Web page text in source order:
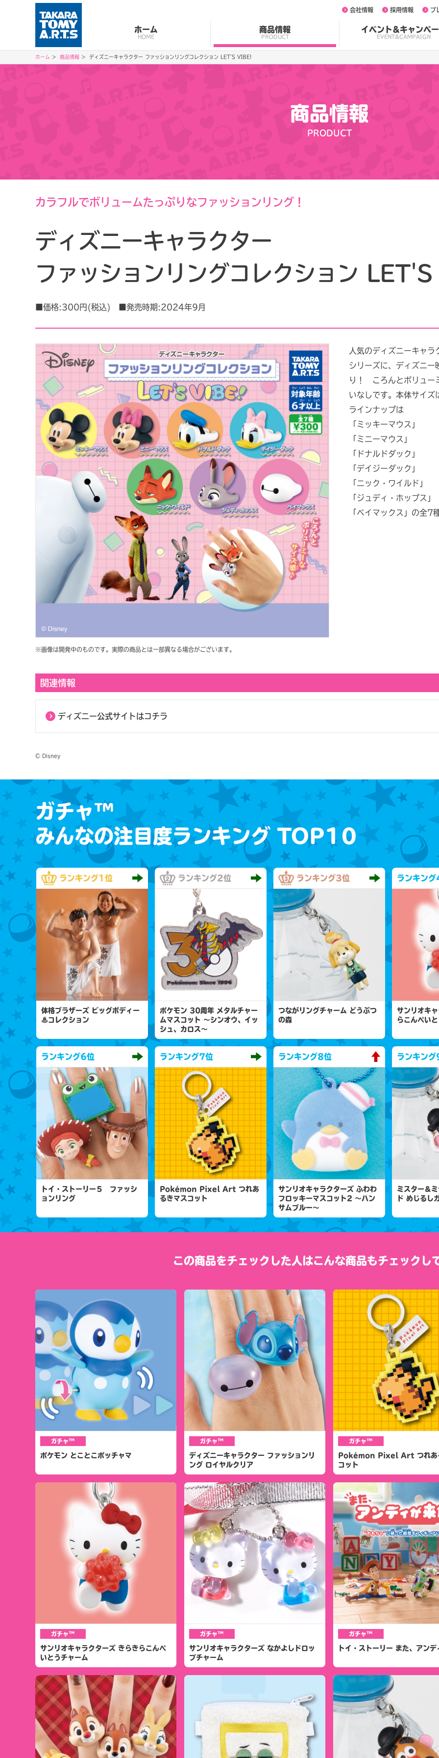
ホーム
HOME
商品情報
PRODUCT
イベント&キャンペ
EVENT&CAMPAIGN
会社情報 採用情報 プ
ホーム 商品情報 ディズニーキャラクター ファッションリングコレクション LET'S VIBE!
商品情報
PRODUCT
カラフルでボリュームたっぷりなファッションリング！
ディズニーキャラクター
ファッションリングコレクション
■価格:300円(税込) ■発売時期:2024年9月
※画像は開発中のものです。実際の商品とは一部異なる場合がございます。
人気のディズニーキャ
シリーズに、ディズニー
り！ ころんとボリュー
いなしです。本体サイ
ラインナップは
「ミッキーマウス」
「ミニーマウス」
「ドナルドダック」
「デイジーダック」
「ニック・ワイルド」
「ジュディ・ホップス」
「ベイマックス」の全7
関連情報
ディズニー公式サイトはコチラ
© Disney
ガチャ™
みんなの注目度ランキングTOP10
ランキング1位
体格ブラザーズ ビッグボディー
♨コレクション
ランキング2位
ポケモン 30周年 メタルチャー
ムマスコット 〜シンオウ、イッ
シュ、カロス〜
ランキング3位
つながリングチャーム どうぶつ
の森
ランキング
サンリオキ
らこんぺい
ランキング6位
トイ・ストーリー５ ファッシ
ョンリング
ランキング7位
Pokémon Pixel Art つれあ
るきマスコット
ランキング8位
サンリオキャラクターズ ふわわ
フロッキーマスコット2 ～ハン
サムブルー～
ランキング
ミスター＆
ド めじるし
この商品をチェックした人はこんな商品もチェックし
ガチャ™
ポケモン とことこポッチャマ
ガチャ™
ディズニーキャラクター ファッションリ
ング ロイヤルクリア
ガチャ™
Pokémon Pixel Art つれあ
コット
ガチャ™
サンリオキャラクターズ きらきらこんぺ
いとうチャーム
ガチャ™
サンリオキャラクターズ なかよしドロッ
プチャーム
ガチャ™
トイ・ストーリー また、アン